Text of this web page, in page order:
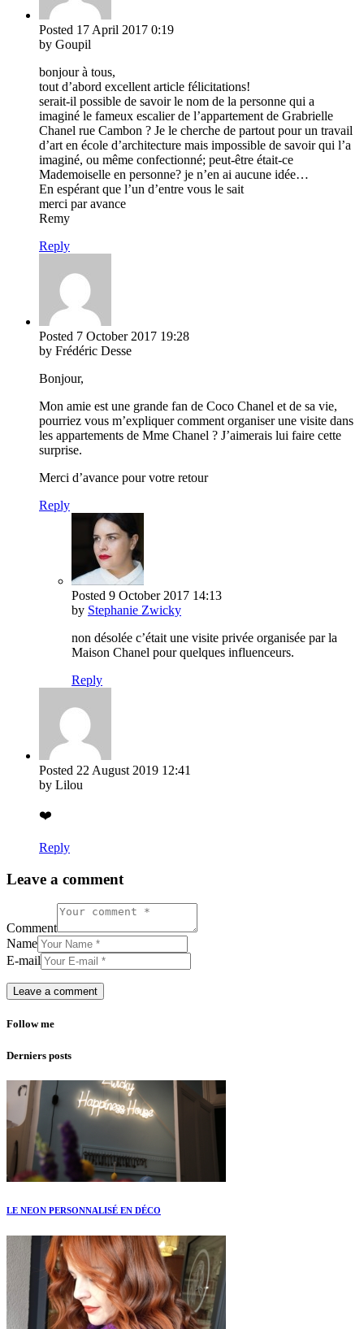
Posted 17 April 2017 0:19
by Goupil
bonjour à tous,
tout d’abord excellent article félicitations!
serait-il possible de savoir le nom de la personne qui a
imaginé le fameux escalier de l’appartement de Grabrielle
Chanel rue Cambon ? Je le cherche de partout pour un travail
d’art en école d’architecture mais impossible de savoir qui l’a
imaginé, ou même confectionné; peut-être était-ce
Mademoiselle en personne? je n’en ai aucune idée…
En espérant que l’un d’entre vous le sait
merci par avance
Remy
Reply
Posted 7 October 2017 19:28
by Frédéric Desse
Bonjour,
Mon amie est une grande fan de Coco Chanel et de sa vie,
pourriez vous m’expliquer comment organiser une visite dans
les appartements de Mme Chanel ? J’aimerais lui faire cette
surprise.
Merci d’avance pour votre retour
Reply
Posted 9 October 2017 14:13
by Stephanie Zwicky
non désolée c’était une visite privée organisée par la
Maison Chanel pour quelques influenceurs.
Reply
Posted 22 August 2019 12:41
by Lilou
❤️
Reply
Leave a comment
Comment
Name
E-mail
Follow me
Derniers posts
LE NEON PERSONNALISÉ EN DÉCO